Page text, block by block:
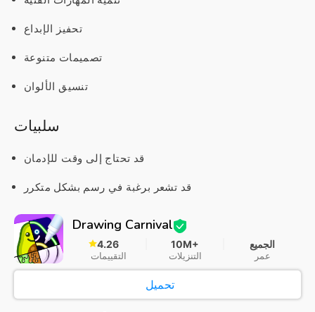
تحفيز الإبداع
تصميمات متنوعة
تنسيق الألوان
سلبيات
قد تحتاج إلى وقت للإدمان
قد تشعر برغبة في رسم بشكل متكرر
Drawing Carnival
4.26
التقييمات
10M+
التنزيلات
الجميع
عمر
تحميل